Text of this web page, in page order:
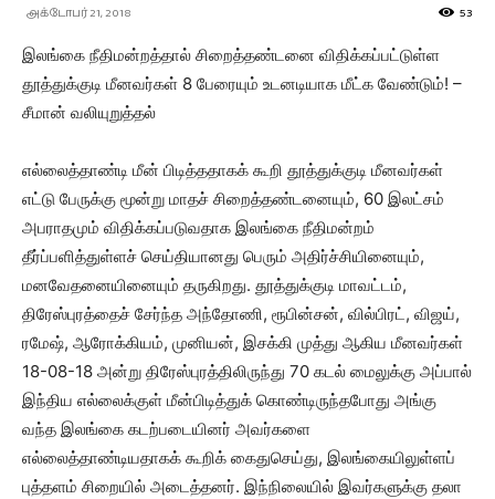
அக்டோபர் 21, 2018 53
இலங்கை நீதிமன்றத்தால் சிறைத்தண்டனை விதிக்கப்பட்டுள்ள
தூத்துக்குடி மீனவர்கள் 8 பேரையும் உடனடியாக மீட்க வேண்டும்! –
சீமான் வலியுறுத்தல்
எல்லைத்தாண்டி மீன் பிடித்ததாகக் கூறி தூத்துக்குடி மீனவர்கள்
எட்டு பேருக்கு மூன்று மாதச் சிறைத்தண்டனையும், 60 இலட்சம்
அபராதமும் விதிக்கப்படுவதாக இலங்கை நீதிமன்றம்
தீர்ப்பளித்துள்ளச் செய்தியானது பெரும் அதிர்ச்சியினையும்,
மனவேதனையினையும் தருகிறது. தூத்துக்குடி மாவட்டம்,
திரேஸ்புரத்தைச் சேர்ந்த அந்தோணி, ரூபின்சன், வில்பிரட், விஜய்,
ரமேஷ், ஆரோக்கியம், முனியன், இசக்கி முத்து ஆகிய மீனவர்கள்
18-08-18 அன்று திரேஸ்புரத்திலிருந்து 70 கடல் மைலுக்கு அப்பால்
இந்திய எல்லைக்குள் மீன்பிடித்துக் கொண்டிருந்தபோது அங்கு
வந்த இலங்கை கடற்படையினர் அவர்களை
எல்லைத்தாண்டியதாகக் கூறிக் கைதுசெய்து, இலங்கையிலுள்ளப்
புத்தளம் சிறையில் அடைத்தனர். இந்நிலையில் இவர்களுக்கு தலா